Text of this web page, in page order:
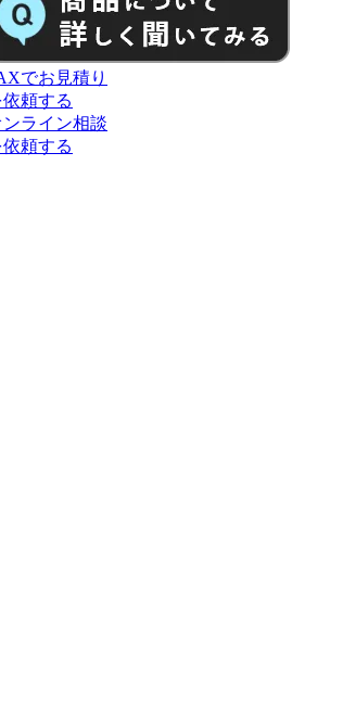
でお見積り
依頼する
ンライン相談
依頼する